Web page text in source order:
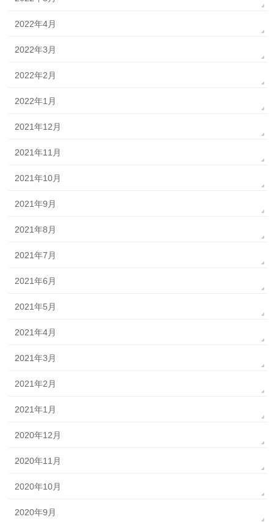
2022年4月
2022年3月
2022年2月
2022年1月
2021年12月
2021年11月
2021年10月
2021年9月
2021年8月
2021年7月
2021年6月
2021年5月
2021年4月
2021年3月
2021年2月
2021年1月
2020年12月
2020年11月
2020年10月
2020年9月